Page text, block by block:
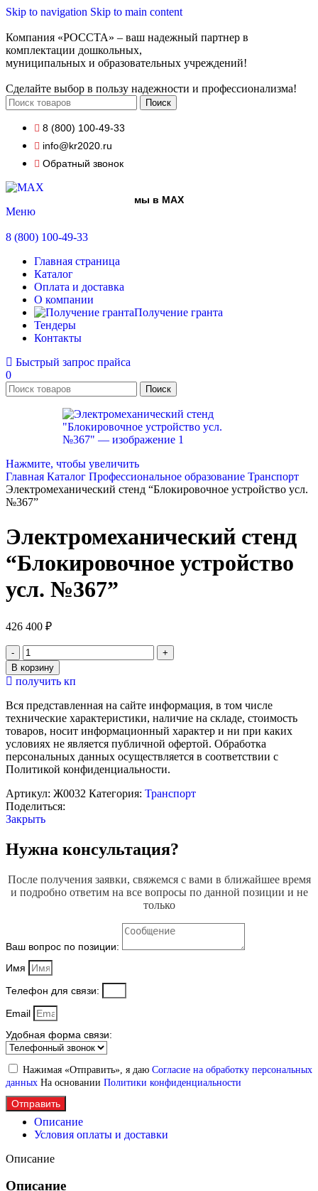
Skip to navigation Skip to main content
Компания «РОССТА» – ваш надежный партнер в
комплектации дошкольных,
муниципальных и образовательных учреждений!
Сделайте выбор в пользу надежности и профессионализма!
Поиск
8 (800) 100-49-33
info@kr2020.ru
Обратный звонок
мы в MAX
Меню
8 (800) 100-49-33
Главная страница
Каталог
Оплата и доставка
О компании
Получение гранта
Тендеры
Контакты
Быстрый запрос прайса
0
Поиск
Нажмите, чтобы увеличить
Главная Каталог Профессиональное образование Транспорт
Электромеханический стенд “Блокировочное устройство усл.
№367”
Электромеханический стенд
“Блокировочное устройство
усл. №367”
426 400 ₽
Количество
товара
Электромеханический
стенд
"Блокировочное
устройство
усл.
№367"
В корзину
получить кп
Вся представленная на сайте информация, в том числе
технические характеристики, наличие на складе, стоимость
товаров, носит информационный характер и ни при каких
условиях не является публичной офертой. Обработка
персональных данных осуществляется в соответствии с
Политикой конфиденциальности.
Артикул: Ж0032 Категория: Транспорт
Поделиться:
Закрыть
Нужна консультация?
После получения заявки, свяжемся с вами в ближайшее время
и подробно ответим на все вопросы по данной позиции и не
только
Ваш вопрос по позиции:
Имя
Телефон для связи:
Email
Удобная форма связи:
Нажимая «Отправить», я даю Согласие на обработку персональных
данных На основании Политики конфиденциальности
Отправить
Описание
Условия оплаты и доставки
Описание
Описание